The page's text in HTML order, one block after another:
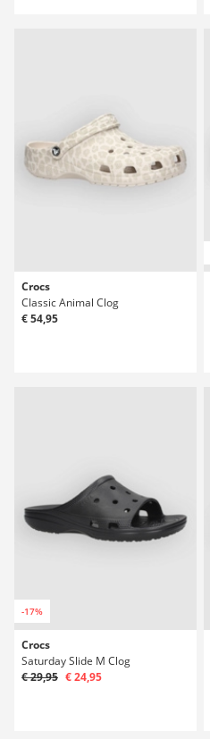
Crocs
Classic Animal Clog
€ 54,95
-17%
Crocs
Saturday Slide M Clog
€ 29,95 € 24,95